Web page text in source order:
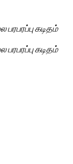
கடிதம்
கடிதம்